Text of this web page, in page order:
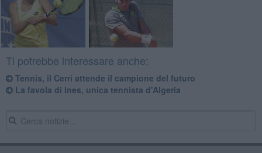
Ti potrebbe interessare anche:
Tennis, il Cerri attende il campione del futuro
La favola di Ines, unica tennista d'Algeria